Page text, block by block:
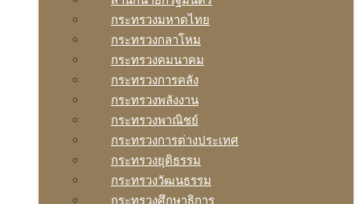
กระทรวงมหาดไทย
กระทรวงกลาโหม
กระทรวงคมนาคม
กระทรวงการคลัง
กระทรวงพลังงาน
กระทรวงพาณิชย์
กระทรวงการต่างประเทศ
กระทรวงยุติธรรม
กระทรวงวัฒนธรรม